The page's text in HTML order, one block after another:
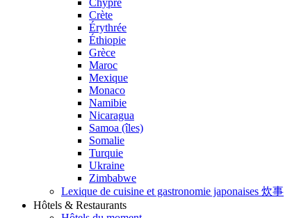
Chypre
Crète
Érythrée
Éthiopie
Grèce
Maroc
Mexique
Monaco
Namibie
Nicaragua
Samoa (îles)
Somalie
Turquie
Ukraine
Zimbabwe
Lexique de cuisine et gastronomie japonaises 炊事
Hôtels & Restaurants